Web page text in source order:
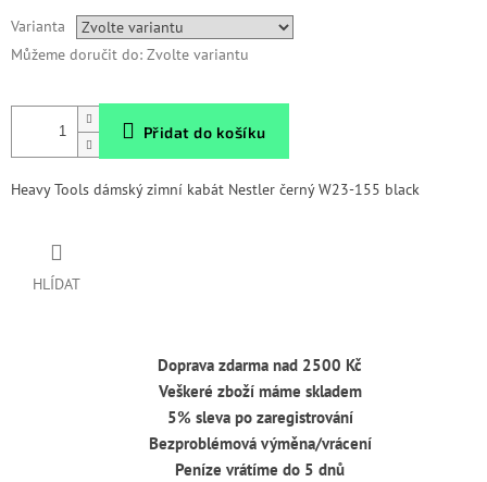
cena:
Varianta
Můžeme doručit do: Zvolte variantu
Přidat do košíku
Heavy Tools dámský zimní kabát Nestler černý W23-155 black
HLÍDAT
Doprava zdarma nad 2500 Kč
Veškeré zboží máme skladem
5% sleva po zaregistrování
Bezproblémová výměna/vrácení
Peníze vrátíme do 5 dnů